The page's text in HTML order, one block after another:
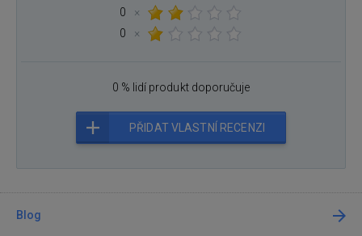
0
×
0
×
0 % lidí produkt doporučuje
PŘIDAT VLASTNÍ RECENZI
Blog